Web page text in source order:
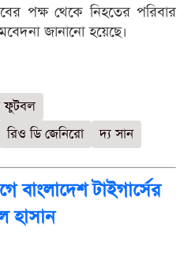
পক্ষ থেকে নিহতের পরিবার
জানানো হয়েছে।
ফুটবল
রিও ডি জেনিরো দ্য সান
বাংলাদেশ টাইগার্সের
হাসান